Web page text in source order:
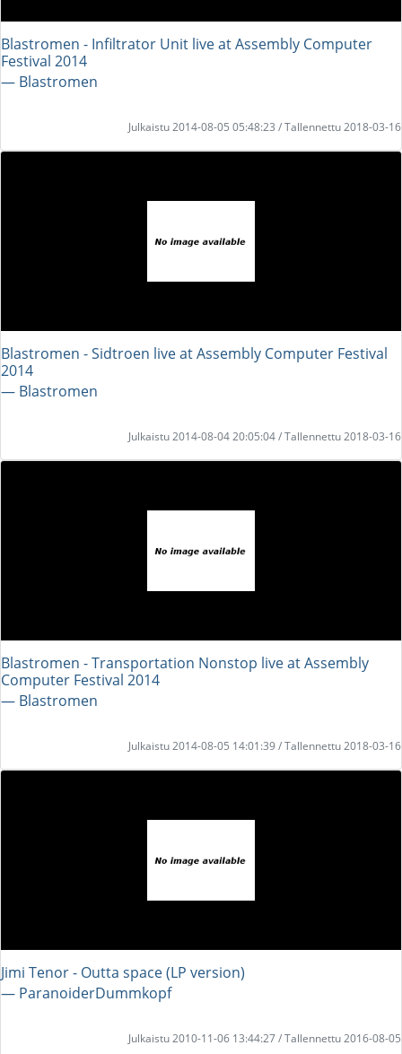
Blastromen - Infiltrator Unit live at Assembly Computer
Festival 2014
― Blastromen
Julkaistu 2014-08-05 05:48:23 / Tallennettu 2018-03-16
Blastromen - Sidtroen live at Assembly Computer Festival
2014
― Blastromen
Julkaistu 2014-08-04 20:05:04 / Tallennettu 2018-03-16
Blastromen - Transportation Nonstop live at Assembly
Computer Festival 2014
― Blastromen
Julkaistu 2014-08-05 14:01:39 / Tallennettu 2018-03-16
Jimi Tenor - Outta space (LP version)
― ParanoiderDummkopf
Julkaistu 2010-11-06 13:44:27 / Tallennettu 2016-08-05